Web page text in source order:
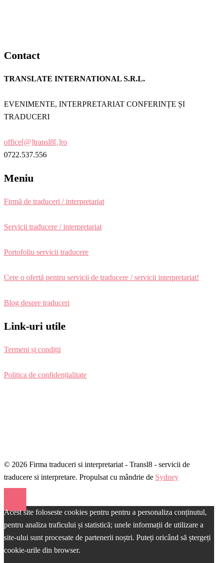
Contact
TRANSLATE INTERNATIONAL S.R.L.
EVENIMENTE, INTERPRETARIAT CONFERINȚE ȘI
TRADUCERI
office[@]transl8[.]ro
0722.537.556
Meniu
Firmă de traduceri / interpretariat
Servicii traducere / interpretariat
Portofoliu servicii traducere
Cere o ofertă pentru servicii de traducere / servicii interpretariat!
Blog despre traduceri
Link-uri utile
Termeni și condiții
Politica de confidențialitate
© 2026 Firma traduceri si interpretariat - Transl8 - servicii de
traducere si interpretare. Propulsat cu mândrie de Sydney
Acest site foloseste cookies pentru pentru a personaliza conținutul,
pentru analiza traficului și statistică; unele informații de utilizare a
site-ului sunt procesate de partenerii noștri. Puteți oricând să ștergeți
cookie-urile din browser.